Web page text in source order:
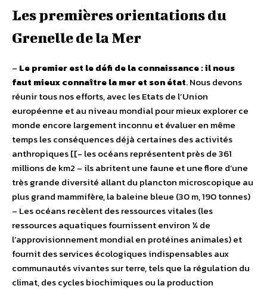
Les premières orientations du
Grenelle de la Mer
– Le premier est le défi de la connaissance : il nous
faut mieux connaître la mer et son état. Nous devons
réunir tous nos efforts, avec les Etats de l’Union
européenne et au niveau mondial pour mieux explorer ce
monde encore largement inconnu et évaluer en même
temps les conséquences déjà certaines des activités
anthropiques [[- les océans représentent près de 361
millions de km2 – ils abritent une faune et une flore d’une
très grande diversité allant du plancton microscopique au
plus grand mammifère, la baleine bleue (30 m, 190 tonnes)
– Les océans recèlent des ressources vitales (les
ressources aquatiques fournissent environ ¼ de
l’approvisionnement mondial en protéines animales) et
fournit des services écologiques indispensables aux
communautés vivantes sur terre, tels que la régulation du
climat, des cycles biochimiques ou la production